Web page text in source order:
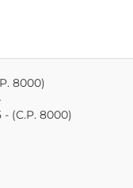
8000)
(C.P. 8000)